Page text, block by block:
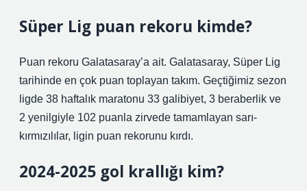
Süper Lig puan rekoru kimde?
Puan rekoru Galatasaray’a ait. Galatasaray, Süper Lig
tarihinde en çok puan toplayan takım. Geçtiğimiz sezon
ligde 38 haftalık maratonu 33 galibiyet, 3 beraberlik ve
2 yenilgiyle 102 puanla zirvede tamamlayan sarı-
kırmızılılar, ligin puan rekorunu kırdı.
2024-2025 gol krallığı kim?